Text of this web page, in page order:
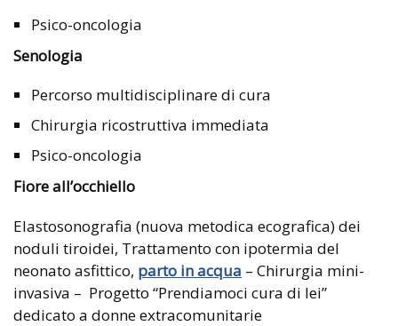
Psico-oncologia
Senologia
Percorso multidisciplinare di cura
Chirurgia ricostruttiva immediata
Psico-oncologia
Fiore all’occhiello
Elastosonografia (nuova metodica ecografica) dei
noduli tiroidei, Trattamento con ipotermia del
neonato asfittico, parto in acqua – Chirurgia mini-
invasiva – Progetto “Prendiamoci cura di lei”
dedicato a donne extracomunitarie